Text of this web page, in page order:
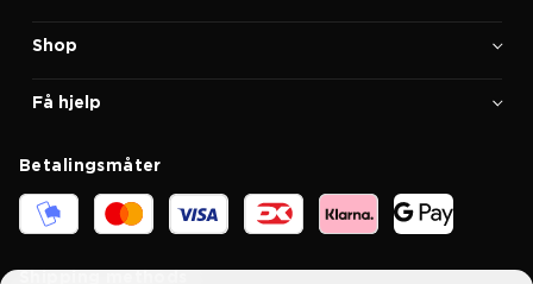
Shop
Få hjelp
Betalingsmåter